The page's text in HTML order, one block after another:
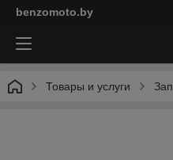
benzomoto.by
Товары и услуги